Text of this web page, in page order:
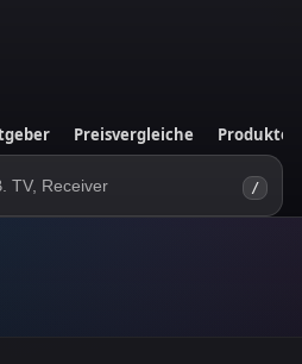
Preisvergleiche
/